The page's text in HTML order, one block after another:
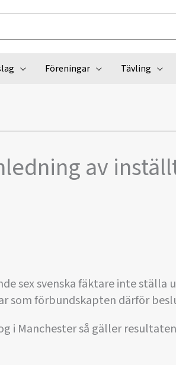
Föreningar Tävling
av
sex svenska fäktare inte ställa
som förbundskapten därför
i Manchester så gäller